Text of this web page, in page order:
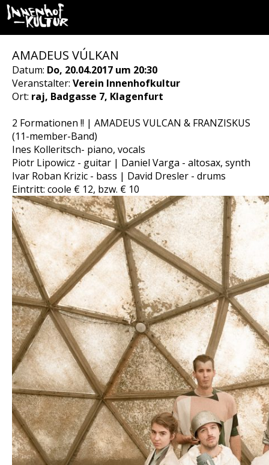
AMADEUS VÚLKAN
Datum: Do, 20.04.2017 um 20:30
Veranstalter: Verein Innenhofkultur
Ort: raj, Badgasse 7, Klagenfurt
2 Formationen !! | AMADEUS VULCAN & FRANZISKUS
(11-member-Band)
Ines Kolleritsch- piano, vocals
Piotr Lipowicz - guitar | Daniel Varga - altosax, synth
Ivar Roban Krizic - bass | David Dresler - drums
Eintritt: coole € 12, bzw. € 10